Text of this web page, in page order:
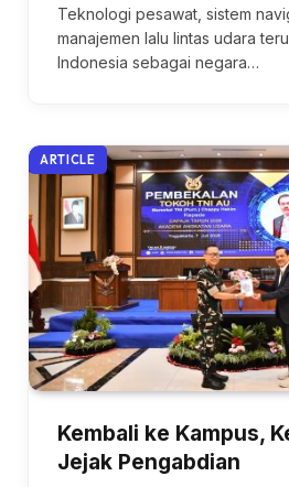
Teknologi pesawat, sistem
manajemen lalu lintas udara
Indonesia sebagai negara…
ARTICLE
Kembali ke Kampus,
Jejak Pengabdian